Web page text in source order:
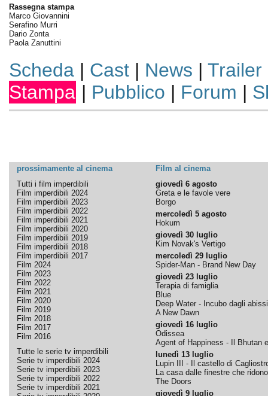
Rassegna stampa
Marco Giovannini
Serafino Murri
Dario Zonta
Paola Zanuttini
Scheda| Cast| News | Trailer
Stampa | Pubblico | Forum |
prossimamente al cinema
Film al cinema
Tutti i film imperdibili
Film imperdibili 2024
Film imperdibili 2023
Film imperdibili 2022
Film imperdibili 2021
Film imperdibili 2020
Film imperdibili 2019
Film imperdibili 2018
Film imperdibili 2017
Film 2024
Film 2023
Film 2022
Film 2021
Film 2020
Film 2019
Film 2018
Film 2017
Film 2016
Tutte le serie tv imperdibili
Serie tv imperdibili 2024
Serie tv imperdibili 2023
Serie tv imperdibili 2022
Serie tv imperdibili 2021
giovedì 6 agosto
Greta e le favole vere
Borgo
mercoledì 5 agosto
Hokum
giovedì 30 luglio
Kim Novak's Vertigo
mercoledì 29 luglio
Spider-Man - Brand New Day
giovedì 23 luglio
Terapia di famiglia
Blue
Deep Water - Incubo dagli abissi
A New Dawn
giovedì 16 luglio
Odissea
Agent of Happiness - Il Bhutan
lunedì 13 luglio
Lupin III - Il castello di
La casa dalle finestre che ridono
The Doors
giovedì 9 luglio